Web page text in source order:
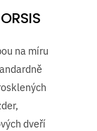
na míru
dveří